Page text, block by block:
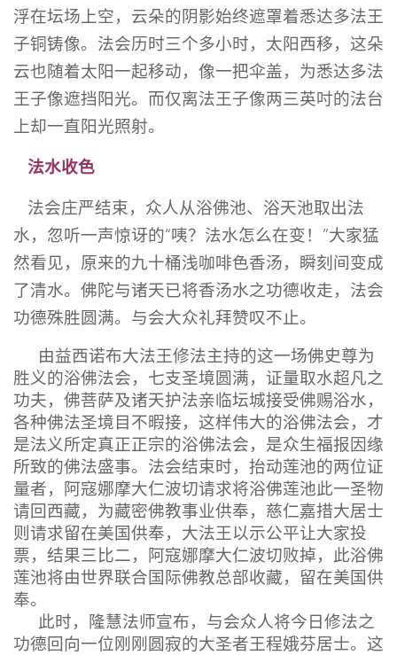
浮在坛场上空，云朵的阴影始终遮罩着悉达多法王
子铜铸像。法会历时三个多小时，太阳西移，这朵
云也随着太阳一起移动，像一把伞盖，为悉达多法
王子像遮挡阳光。而仅离法王子像两三英吋的法台
上却一直阳光照射。
法水收色
法会庄严结束，众人从浴佛池、浴天池取出法
水，忽听一声惊讶的“咦？法水怎么在变！”大家猛
然看见，原来的九十桶浅咖啡色香汤，瞬刻间变成
了清水。佛陀与诸天已将香汤水之功德收走，法会
功德殊胜圆满。与会大众礼拜赞叹不止。
由益西诺布大法王修法主持的这一场佛史尊为
胜义的浴佛法会，七支圣境圆满，证量取水超凡之
功夫，佛菩萨及诸天护法亲临坛城接受佛赐浴水，
各种佛法圣境目不暇接，这样伟大的浴佛法会，才
是法义所定真正正宗的浴佛法会，是众生福报因缘
所致的佛法盛事。法会结束时，抬动莲池的两位证
量者，阿寇娜摩大仁波切请求将浴佛莲池此一圣物
请回西藏，为藏密佛教事业供奉，慈仁嘉措大居士
则请求留在美国供奉，大法王以示公平让大家投
票，结果三比二，阿寇娜摩大仁波切败掉，此浴佛
莲池将由世界联合国际佛教总部收藏，留在美国供
奉。
此时，隆慧法师宣布，与会众人将今日修法之
功德回向一位刚刚圆寂的大圣者王程娥芬居士。这